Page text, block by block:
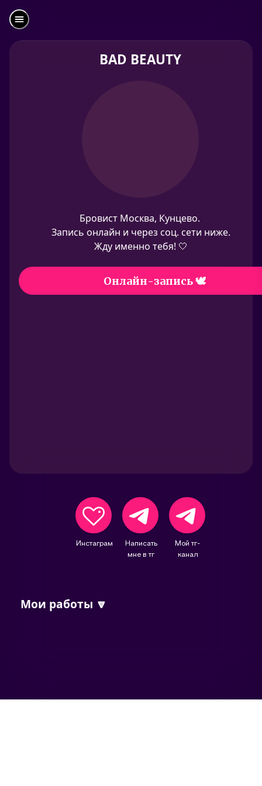
BAD BEAUTY
Бровист Москва, Кунцево.
Запись онлайн и через соц. сети ниже.
Жду именно тебя! 🤍
Онлайн-запись 🕊️
Инстаграм
Написать
мне в тг
Мой тг-
канал
Мои работы 🔽